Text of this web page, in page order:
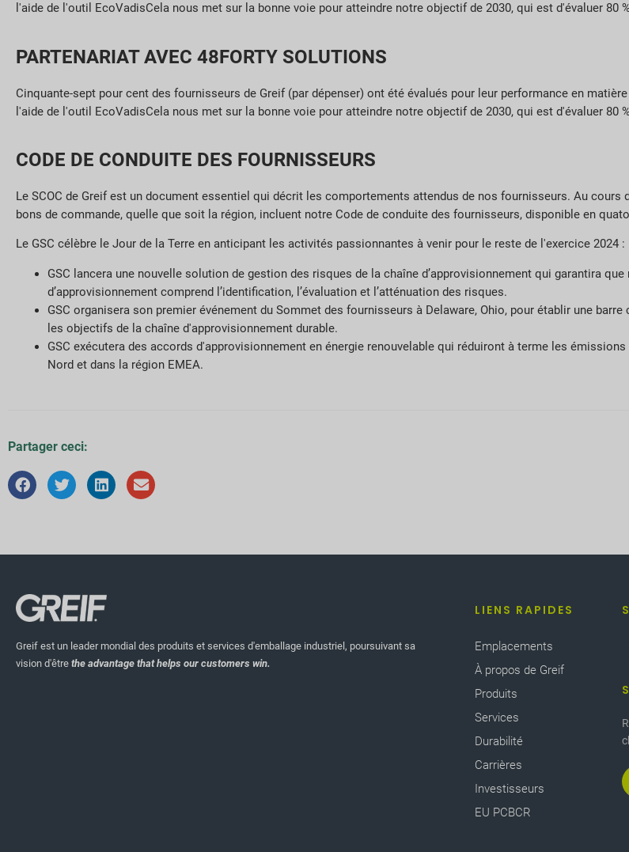
l'aide de l'outil EcoVadisCela nous met sur la bonne voie pour atteindre notre objectif de 2030, qui est d'évaluer 80
PARTENARIAT AVEC 48FORTY SOLUTIONS
Cinquante-sept pour cent des fournisseurs de Greif (par dépenser) ont été évalués pour leur performance en
l'aide de l'outil EcoVadisCela nous met sur la bonne voie pour atteindre notre objectif de 2030, qui est d'évaluer 80
CODE DE CONDUITE DES FOURNISSEURS
Le SCOC de Greif est un document essentiel qui décrit les comportements attendus de nos fournisseurs. Au cours
bons de commande, quelle que soit la région, incluent notre Code de conduite des fournisseurs, disponible en
Le GSC célèbre le Jour de la Terre en anticipant les activités passionnantes à venir pour le reste de l'exercice 2024 :
GSC lancera une nouvelle solution de gestion des risques de la chaîne d’approvisionnement qui garantira
d’approvisionnement comprend l’identification, l’évaluation et l’atténuation des risques.
GSC organisera son premier événement du Sommet des fournisseurs à Delaware, Ohio, pour établir une
les objectifs de la chaîne d'approvisionnement durable.
GSC exécutera des accords d'approvisionnement en énergie renouvelable qui réduiront à terme les
Nord et dans la région EMEA.
Partager ceci:
Greif est un leader mondial des produits et services d'emballage industriel, poursuivant sa
vision d'être the advantage that helps our customers win.
LIENS RAPIDES
Emplacements
À propos de Greif
Produits
Services
Durabilité
Carrières
Investisseurs
EU PCBCR